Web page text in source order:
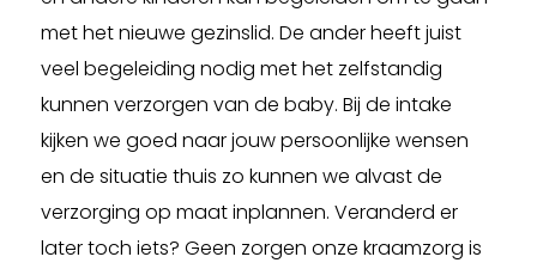
met het nieuwe gezinslid. De ander heeft juist
veel begeleiding nodig met het zelfstandig
kunnen verzorgen van de baby. Bij de intake
kijken we goed naar jouw persoonlijke wensen
en de situatie thuis zo kunnen we alvast de
verzorging op maat inplannen. Veranderd er
later toch iets? Geen zorgen onze kraamzorg is